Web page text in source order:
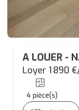
A LOUER -
PLANTES //
Loyer 1 890
4 pièce(s)